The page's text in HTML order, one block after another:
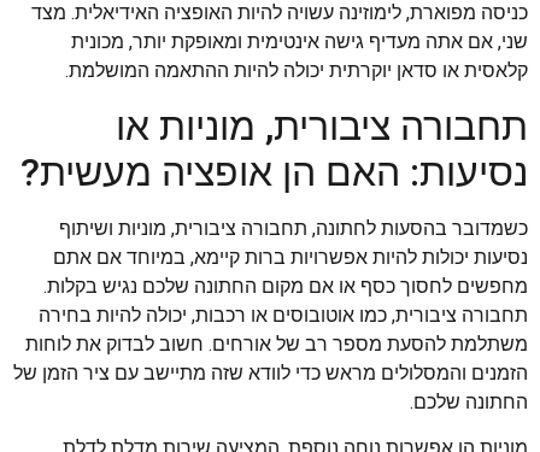
כניסה מפוארת, לימוזינה עשויה להיות האופציה האידיאלית. מצד
שני, אם אתה מעדיף גישה אינטימית ומאופקת יותר, מכונית
קלאסית או סדאן יוקרתית יכולה להיות ההתאמה המושלמת.
תחבורה ציבורית, מוניות או
נסיעות: האם הן אופציה מעשית?
כשמדובר בהסעות לחתונה, תחבורה ציבורית, מוניות ושיתוף
נסיעות יכולות להיות אפשרויות ברות קיימא, במיוחד אם אתם
מחפשים לחסוך כסף או אם מקום החתונה שלכם נגיש בקלות.
תחבורה ציבורית, כמו אוטובוסים או רכבות, יכולה להיות בחירה
משתלמת להסעת מספר רב של אורחים. חשוב לבדוק את לוחות
הזמנים והמסלולים מראש כדי לוודא שזה מתיישב עם ציר הזמן של
החתונה שלכם.